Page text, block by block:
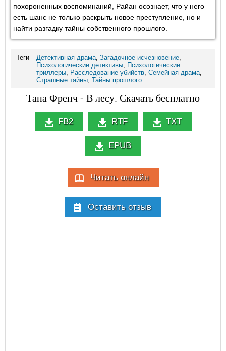
похороненных воспоминаний, Райан осознает, что у него
есть шанс не только раскрыть новое преступление, но и
найти разгадку тайны собственного прошлого.
Теги Детективная драма, Загадочное исчезновение,
Психологические детективы, Психологические
триллеры, Расследование убийств, Семейная драма,
Страшные тайны, Тайны прошлого
Тана Френч - В лесу. Скачать бесплатно
FB2 RTF TXT
EPUB
Читать онлайн
Оставить отзыв